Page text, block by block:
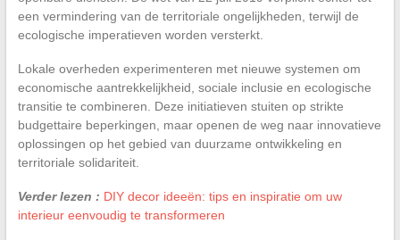
een vermindering van de territoriale ongelijkheden, terwijl de
ecologische imperatieven worden versterkt.
Lokale overheden experimenteren met nieuwe systemen om
economische aantrekkelijkheid, sociale inclusie en ecologische
transitie te combineren. Deze initiatieven stuiten op strikte
budgettaire beperkingen, maar openen de weg naar innovatieve
oplossingen op het gebied van duurzame ontwikkeling en
territoriale solidariteit.
Verder lezen : DIY decor ideeën: tips en inspiratie om uw
interieur eenvoudig te transformeren